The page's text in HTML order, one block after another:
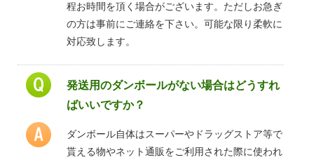
程お時間を頂く場合がございます。ただしお急ぎ
の方は事前にご連絡を下さい。可能な限り柔軟に
対応致します。
発送用のダンボールがない場合はどうすれ
ばいいですか？
ダンボール自体はスーパーやドラッグストア等で
貰える物やネット通販をご利用された際に使われ